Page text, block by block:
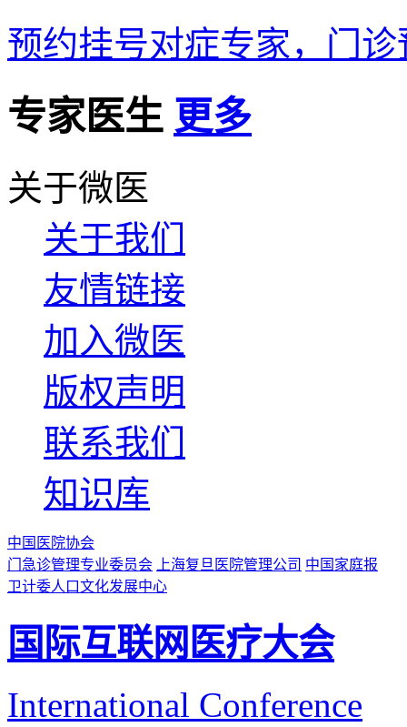
预约挂号对症专家，门诊
专家医生 更多
关于微医
关于我们
友情链接
加入微医
版权声明
联系我们
知识库
中国医院协会
门急诊管理专业委员会
上海复旦医院管理公司 中国家庭报
卫计委人口文化发展中心
国际互联网医疗大会
International Conference